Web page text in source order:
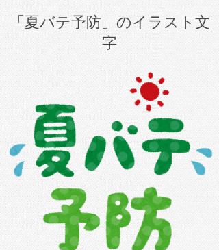
「夏バテ予防」のイラスト文
字